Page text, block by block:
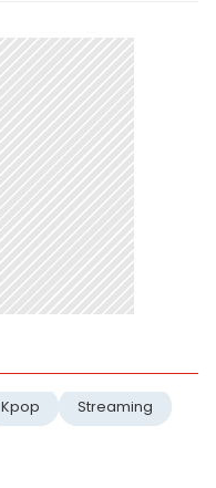
Kpop Streaming